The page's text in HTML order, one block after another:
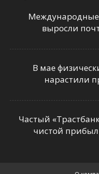
Международные
выросли
В мае
нарастили
Частый
чистой